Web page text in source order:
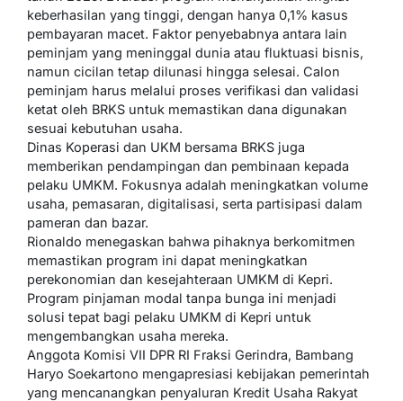
keberhasilan yang tinggi, dengan hanya 0,1% kasus
pembayaran macet. Faktor penyebabnya antara lain
peminjam yang meninggal dunia atau fluktuasi bisnis,
namun cicilan tetap dilunasi hingga selesai. Calon
peminjam harus melalui proses verifikasi dan validasi
ketat oleh BRKS untuk memastikan dana digunakan
sesuai kebutuhan usaha.
Dinas Koperasi dan UKM bersama BRKS juga
memberikan pendampingan dan pembinaan kepada
pelaku UMKM. Fokusnya adalah meningkatkan volume
usaha, pemasaran, digitalisasi, serta partisipasi dalam
pameran dan bazar.
Rionaldo menegaskan bahwa pihaknya berkomitmen
memastikan program ini dapat meningkatkan
perekonomian dan kesejahteraan UMKM di Kepri.
Program pinjaman modal tanpa bunga ini menjadi
solusi tepat bagi pelaku UMKM di Kepri untuk
mengembangkan usaha mereka.
Anggota Komisi VII DPR RI Fraksi Gerindra, Bambang
Haryo Soekartono mengapresiasi kebijakan pemerintah
yang mencanangkan penyaluran Kredit Usaha Rakyat